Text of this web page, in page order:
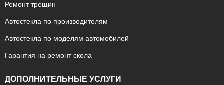
Ремонт трещин
Автостекла по производителям
Автостекла по моделям автомобилей
Гарантия на ремонт скола
ДОПОЛНИТЕЛЬНЫЕ УСЛУГИ